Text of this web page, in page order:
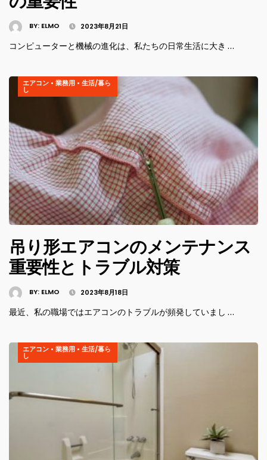
BY: ELMO 2023年8月21日
コンピューターと機械の進化は、私たちの日常生活に大き …
エアコン • 業務用 • 生活/暮ら
し
吊り形エアコンのメンテナンス
重要性とトラブル対策
BY: ELMO 2023年8月18日
最近、私の職場ではエアコンのトラブルが頻発していまし …
エアコン • 業務用 • 生活/暮ら
し